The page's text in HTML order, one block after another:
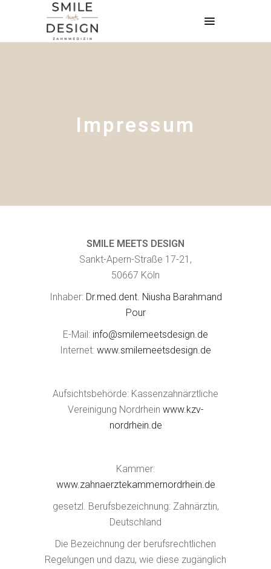
Impressum
SMILE MEETS DESIGN
Sankt-Apern-Straße 17-21,
50667 Köln
Inhaber: Dr.med.dent. Niusha Barahmand
Pour
E-Mail: info@smilemeetsdesign.de
Internet: www.smilemeetsdesign.de
Aufsichtsbehörde: Kassenzahnärztliche
Vereinigung Nordrhein www.kzv-
nordrhein.de
Kammer:
www.zahnaerztekammernordrhein.de
gesetzl. Berufsbezeichnung: Zahnärztin,
Deutschland
Die Bezeichnung der berufsrechtlichen
Regelungen und dazu, wie diese zugänglich